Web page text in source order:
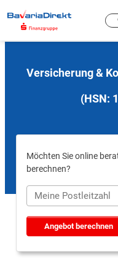
Hauptinhalt
Versicherung &
(HSN:
Möchten Sie online
berechnen?
Angebot berechnen